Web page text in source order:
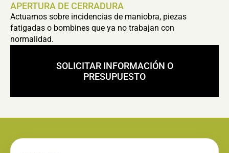
APERTURA DE CERRADURA
Actuamos sobre incidencias de maniobra, piezas
fatigadas o bombines que ya no trabajan con
normalidad.
SOLICITAR INFORMACIÓN O
PRESUPUESTO